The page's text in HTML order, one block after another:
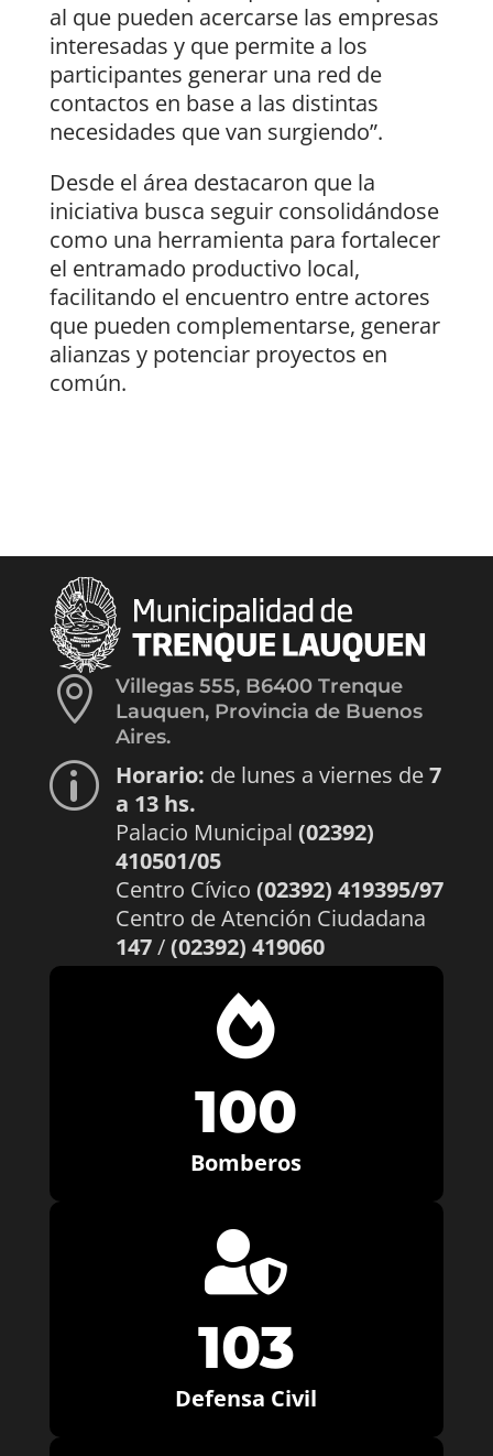
al que pueden acercarse las empresas
interesadas y que permite a los
participantes generar una red de
contactos en base a las distintas
necesidades que van surgiendo”.
Desde el área destacaron que la
iniciativa busca seguir consolidándose
como una herramienta para fortalecer
el entramado productivo local,
facilitando el encuentro entre actores
que pueden complementarse, generar
alianzas y potenciar proyectos en
común.

Villegas 555, B6400 Trenque
Lauquen, Provincia de Buenos
Aires.
p Horario: de lunes a viernes de7
a 13 hs.
Palacio Municipal (02392)
410501/05
Centro Cívico (02392) 419395/97
Centro de Atención Ciudadana
147/(02392) 419060

100
Bomberos

103
Defensa Civil